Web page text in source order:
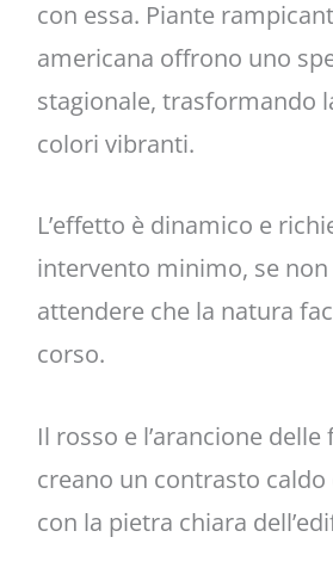
con essa. Piante
americana offrono uno
stagionale, trasformando
colori vibranti.
L’effetto è dinamico e
intervento minimo, se non
attendere che la natura
corso.
Il rosso e l’arancione
creano un contrasto
con la pietra chiara